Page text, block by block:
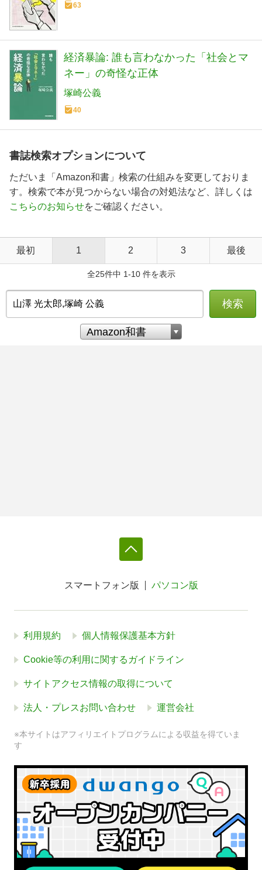
63
経済暴論: 誰も言わなかった「社会とマ
ネー」の奇怪な正体
塚崎公義
40
書誌検索オプションについて
ただいま「Amazon和書」検索の仕組みを変更しておりま
す。検索で本が見つからない場合の対処法など、詳しくは
こちらのお知らせをご確認ください。
最初 1 2 3 最後
全25件中 1-10 件を表示
検索
スマートフォン版 パソコン版
利用規約 個人情報保護基本方針
Cookie等の利用に関するガイドライン
サイトアクセス情報の取得について
法人・プレスお問い合わせ 運営会社
※本サイトはアフィリエイトプログラムによる収益を得ていま
す